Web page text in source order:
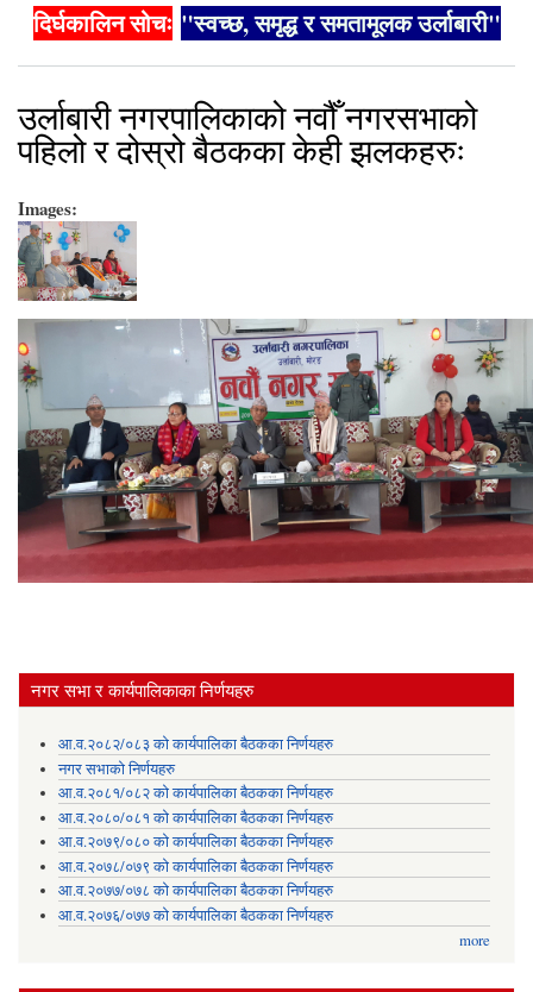
दिर्घकालिन सोचः "स्वच्छ, समृद्ध र समतामूलक उर्लाबारी"
उर्लाबारी नगरपालिकाको नवौँ नगरसभाको
पहिलो र दोस्रो बैठकका केही झलकहरुः
Images:
नगर सभा र कार्यपालिकाका निर्णयहरु
आ.व.२०८२/०८३ को कार्यपालिका बैठकका निर्णयहरु
नगर सभाको निर्णयहरु
आ.व.२०८१/०८२ को कार्यपालिका बैठकका निर्णयहरु
आ.व.२०८०/०८१ को कार्यपालिका बैठकका निर्णयहरु
आ.व.२०७९/०८० को कार्यपालिका बैठकका निर्णयहरु
आ.व.२०७८/०७९ को कार्यपालिका बैठकका निर्णयहरु
आ.व.२०७७/०७८ को कार्यपालिका बैठकका निर्णयहरु
आ.व.२०७६/०७७ को कार्यपालिका बैठकका निर्णयहरु
more